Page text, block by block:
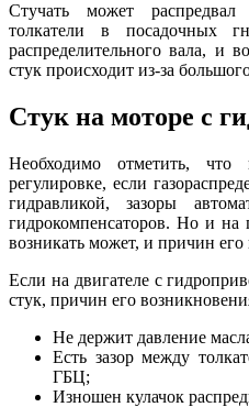
Стучать может
толкатели в посадочных
распределительного вала, и
стук происходит из-за
Стук на моторе с
Необходимо отметить,
регулировке, если
гидравликой, зазоры
гидрокомпенсаторов. Но и на
возникать может, и причин его
Если на двигателе с
стук, причин его
Не держит давление
Есть зазор между
ГБЦ;
Изношен кулачок